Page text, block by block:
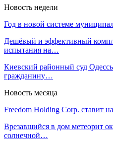
Новость недели
Год в новой системе
Дешёвый и эффективный
испытания на…
Киевский районный суд
гражданину…
Новость месяца
Freedom Holding Corp. ставит
Врезавшийся в дом метеорит
солнечной…